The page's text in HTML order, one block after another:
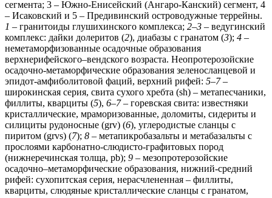
сегмента; 3 – Южно-Енисейский (Ангаро-Канский) сегмент, 4
– Исаковский и 5 – Предивинский островодужные террейны.
1 – гранитоиды глушихинского комплекса; 2–3 – ведугинский
комплекс: дайки долеритов (2), диабазы с гранатом (3); 4 –
неметаморфизованные осадочные образования
верхнерифейского–вендского возраста. Неопротерозойские
осадочно-метаморфические образования зеленосланцевой и
эпидот-амфиболитовой фаций, верхний рифей: 5–7–
широкинская серия, свита сухого хребта (sh) – метапесчаники,
филлиты, кварциты (5), 6–7– горевская свита: известняки
кристаллические, мраморизованные, доломиты, сидериты и
силициты рудоносные (grv) (6), углеродистые сланцы с
пиритом (grvs) (7); 8 – метапикробазальты и метабазальты с
прослоями карбонатно-слюдисто-графитовых пород
(нижнеречинская толща, pb); 9 – мезопротерозойские
осадочно–метаморфические образования, нижний-средний
рифей: сухопитская серия, нерасчлененная – филлиты,
кварциты, слюдяные кристаллические сланцы с гранатом,